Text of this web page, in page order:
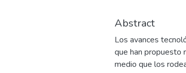
Abstract
Los avances
que han propuesto
medio que los